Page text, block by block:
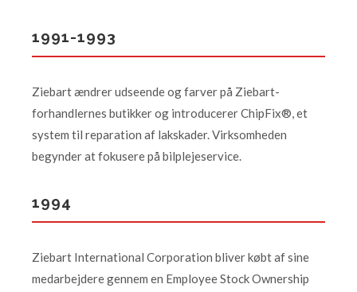
1991-1993
Ziebart ændrer udseende og farver på Ziebart-
forhandlernes butikker og introducerer ChipFix®, et
system til reparation af lakskader. Virksomheden
begynder at fokusere på bilplejeservice.
1994
Ziebart International Corporation bliver købt af sine
medarbejdere gennem en Employee Stock Ownership